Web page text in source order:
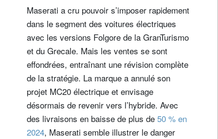
Maserati a cru pouvoir s’imposer rapidement
dans le segment des voitures électriques
avec les versions Folgore de la GranTurismo
et du Grecale. Mais les ventes se sont
effondrées, entraînant une révision complète
de la stratégie. La marque a annulé son
projet MC20 électrique et envisage
désormais de revenir vers l’hybride. Avec
des livraisons en baisse de plus de 50 % en
2024, Maserati semble illustrer le danger